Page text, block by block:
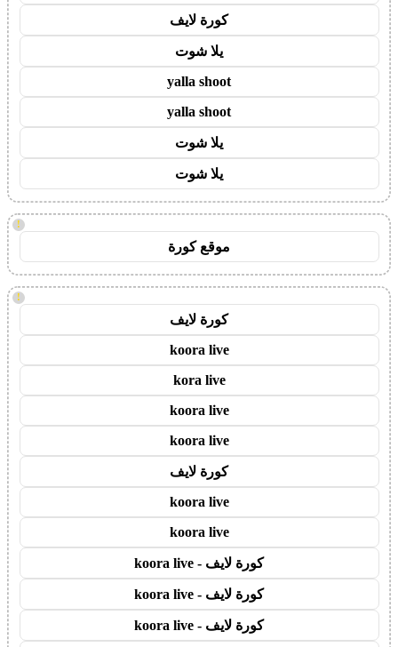
كورة لايف
يلا شوت
yalla shoot
yalla shoot
يلا شوت
يلا شوت
!
موقع كورة
!
كورة لايف
koora live
kora live
koora live
koora live
كورة لايف
koora live
koora live
كورة لايف - koora live
كورة لايف - koora live
كورة لايف - koora live